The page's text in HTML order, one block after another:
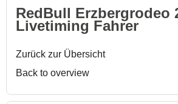
RedBull Erzbergrodeo
Livetiming Fahrer
Zurück zur Übersicht
Back to overview